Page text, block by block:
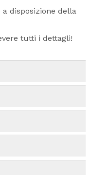
disposizione della
tutti i dettagli!